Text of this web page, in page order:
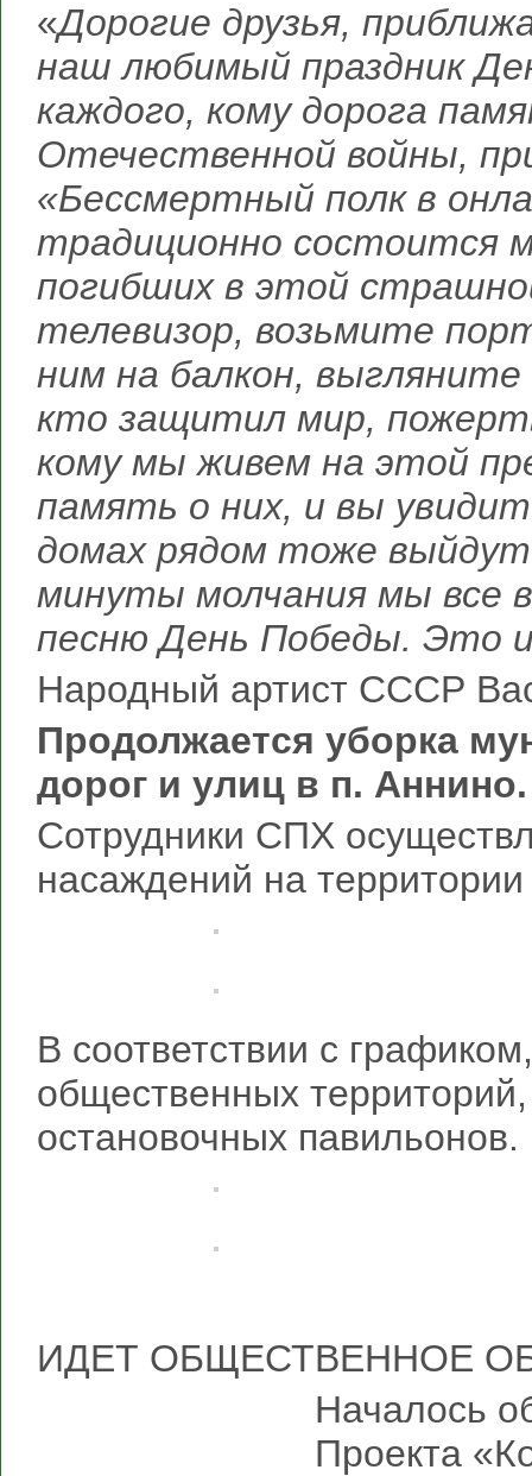
«Дорогие друзья,
наш любимый праздник
каждого, кому дорога
Отечественной войны,
«Бессмертный полк в
традиционно состоится
погибших в этой
телевизор, возьмите
ним на балкон,
кто защитил мир,
кому мы живем на этой
память о них, и вы
домах рядом тоже
минуты молчания мы все
песню День Победы. Это
Народный артист СССР
Продолжается уборка
дорог и улиц в п. Аннино.
Сотрудники СПХ
насаждений на
В соответствии с
общественных
остановочных павильонов.
ИДЕТ ОБЩЕСТВЕННОЕ
Началось
Проекта